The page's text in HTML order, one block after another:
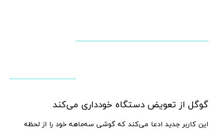
گوگل از تعویض دستگاه خودداری می‌کند
این کاربر جدید ادعا می‌کند که گوشی سه‌ماهه خود را از لحظه